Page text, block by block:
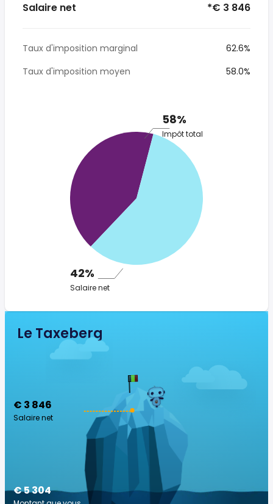
Salaire net *€ 3 846
Taux d'imposition marginal
62.6%
Taux d'imposition moyen
58.0%
58%
Impôt total
42%
Salaire net
Le Taxeberg
€ 3 846
Salaire net
€ 5 304